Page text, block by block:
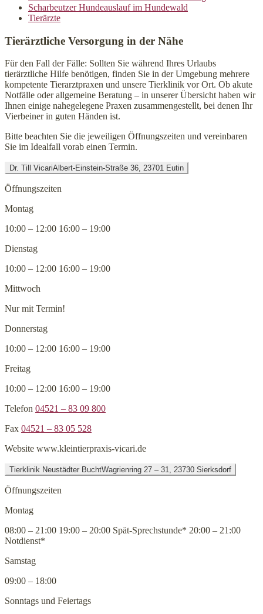
Scharbeutzer Hundeauslauf im Hundewald
Tierärzte
Tierärztliche Versorgung in der Nähe
Für den Fall der Fälle: Sollten Sie während Ihres Urlaubs
tierärztliche Hilfe benötigen, finden Sie in der Umgebung mehrere
kompetente Tierarztpraxen und unsere Tierklinik vor Ort. Ob akute
Notfälle oder allgemeine Beratung – in unserer Übersicht haben wir
Ihnen einige nahegelegene Praxen zusammengestellt, bei denen Ihr
Vierbeiner in guten Händen ist.
Bitte beachten Sie die jeweiligen Öffnungszeiten und vereinbaren
Sie im Idealfall vorab einen Termin.
Dr. Till VicariAlbert-Einstein-Straße 36, 23701 Eutin
Öffnungszeiten
Montag
10:00 – 12:00 16:00 – 19:00
Dienstag
10:00 – 12:00 16:00 – 19:00
Mittwoch
Nur mit Termin!
Donnerstag
10:00 – 12:00 16:00 – 19:00
Freitag
10:00 – 12:00 16:00 – 19:00
Telefon 04521 – 83 09 800
Fax 04521 – 83 05 528
Website www.kleintierpraxis-vicari.de
Tierklinik Neustädter BuchtWagrienring 27 – 31, 23730 Sierksdorf
Öffnungszeiten
Montag
08:00 – 21:00 19:00 – 20:00 Spät-Sprechstunde* 20:00 – 21:00
Notdienst*
Samstag
09:00 – 18:00
Sonntags und Feiertags